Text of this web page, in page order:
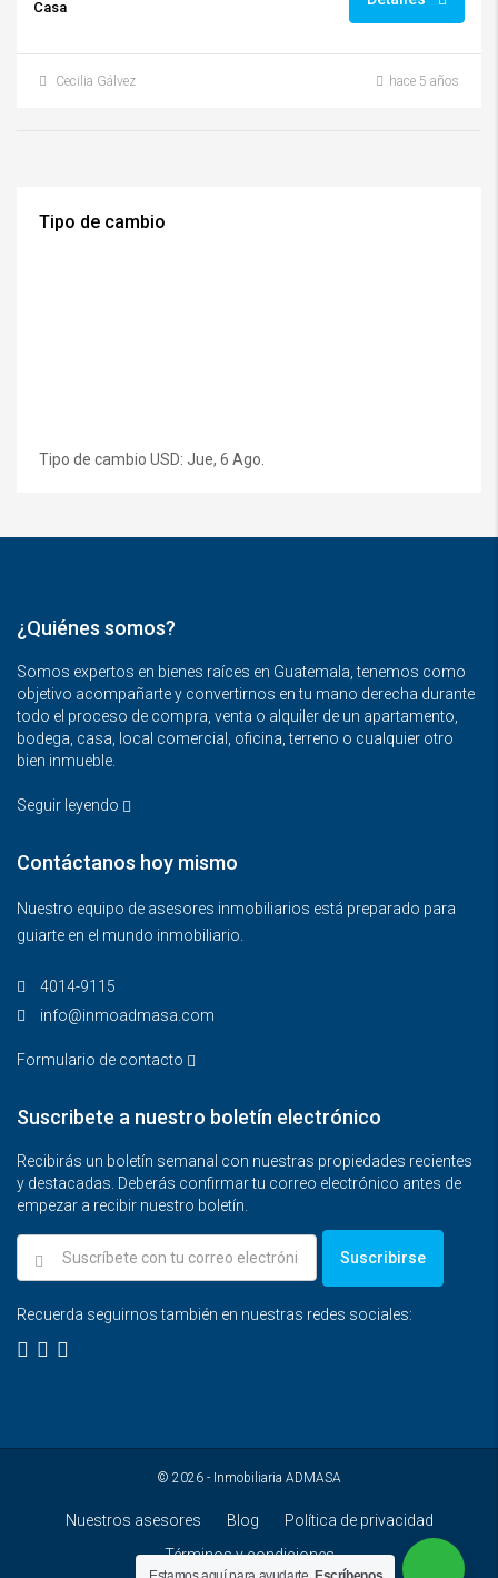
Casa
Cecilia Gálvez hace 5 años
Tipo de cambio
Tipo de cambio USD: Jue, 6 Ago.
¿Quiénes somos?
Somos expertos en bienes raíces en Guatemala, tenemos como
objetivo acompañarte y convertirnos en tu mano derecha durante
todo el proceso de compra, venta o alquiler de un apartamento,
bodega, casa, local comercial, oficina, terreno o cualquier otro
bien inmueble.
Seguir leyendo
Contáctanos hoy mismo
Nuestro equipo de asesores inmobiliarios está preparado para
guiarte en el mundo inmobiliario.
4014-9115‬
info@inmoadmasa.com
Formulario de contacto
Suscribete a nuestro boletín electrónico
Recibirás un boletín semanal con nuestras propiedades recientes
y destacadas. Deberás confirmar tu correo electrónico antes de
empezar a recibir nuestro boletín.
Suscribirse
Recuerda seguirnos también en nuestras redes sociales:
© 2026 - Inmobiliaria ADMASA
Nuestros asesores Blog
Política de privacidad
Términos y condiciones